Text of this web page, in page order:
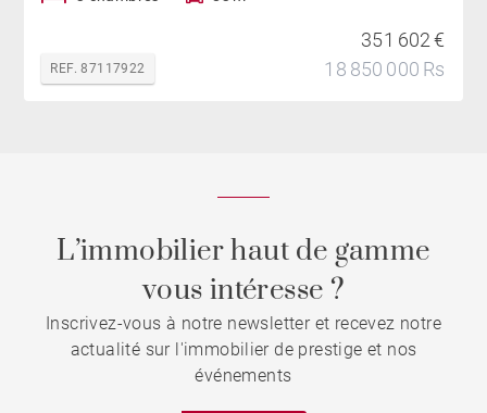
REF. 87117922
351 602 €
18 850 000 Rs
L’immobilier haut de gamme
vous intéresse ?
Inscrivez-vous à notre newsletter et recevez notre
actualité sur l'immobilier de prestige et nos
événements